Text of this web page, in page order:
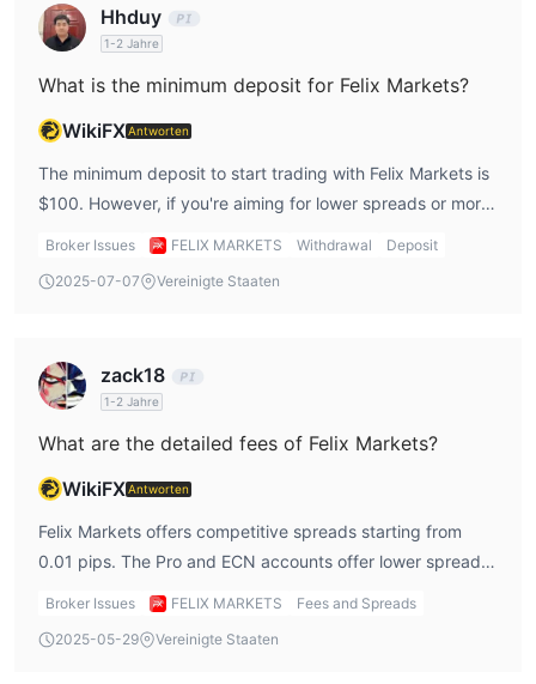
Hhduy
1-2 Jahre
What is the minimum deposit for Felix Markets?
WikiFXAntworten
The minimum deposit to start trading with Felix Markets is
$100. However, if you're aiming for lower spreads or more
advanced account types like Pro or ECN, the minimum
ECN.
Broker Issues FELIX MARKETS Withdrawal
Deposit
2025-07-07
Vereinigte Staaten
zack18
1-2 Jahre
What are the detailed fees of Felix Markets?
WikiFXAntworten
Felix Markets offers competitive spreads starting from
0.01 pips. The Pro and ECN accounts offer lower spreads
but may come with additional conditions. The exact fees
fully disclosed, which could be a potential concern for
Broker Issues FELIX MARKETS
Fees and Spreads
2025-05-29
Vereinigte Staaten